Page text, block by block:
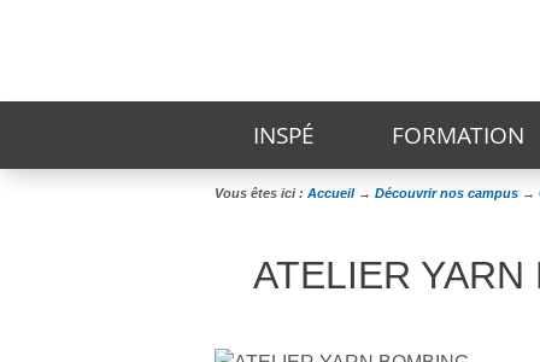
INSPÉ FORMATION
Vous êtes ici : Accueil→ Découvrir nos campus→
ATELIER